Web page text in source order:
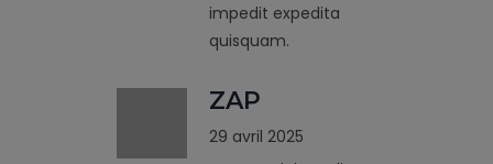
impedit expedita
quisquam.
ZAP
29 avril 2025